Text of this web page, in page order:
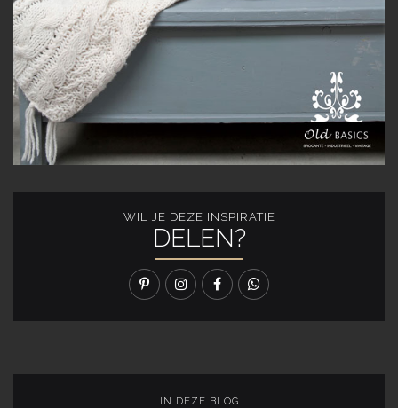
WIL JE DEZE INSPIRATIE
DELEN?
IN DEZE BLOG